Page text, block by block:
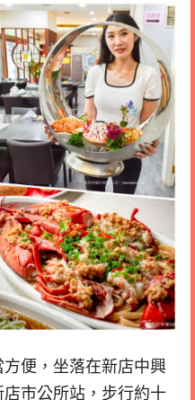
方便，坐落在新店中興
市公所站，步行約十